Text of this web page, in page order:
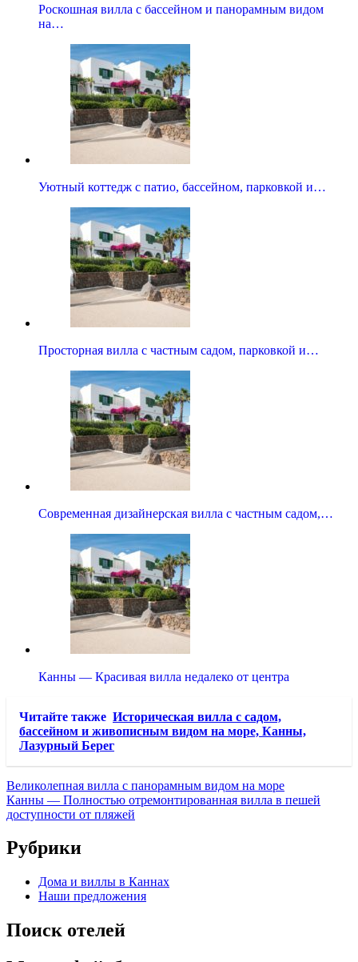
Роскошная вилла с бассейном и панорамным видом
на…
Уютный коттедж с патио, бассейном, парковкой и…
Просторная вилла с частным садом, парковкой и…
Современная дизайнерская вилла с частным садом,…
Канны — Красивая вилла недалеко от центра
Читайте также Историческая вилла с садом,
бассейном и живописным видом на море, Канны,
Лазурный Берег
Великолепная вилла с панорамным видом на море
Канны — Полностью отремонтированная вилла в пешей
доступности от пляжей
Рубрики
Дома и виллы в Каннах
Наши предложения
Поиск отелей